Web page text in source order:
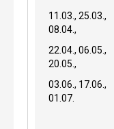
11.03., 25.03.,
08.04.,
22.04., 06.05.,
20.05.,
03.06., 17.06.,
01.07.